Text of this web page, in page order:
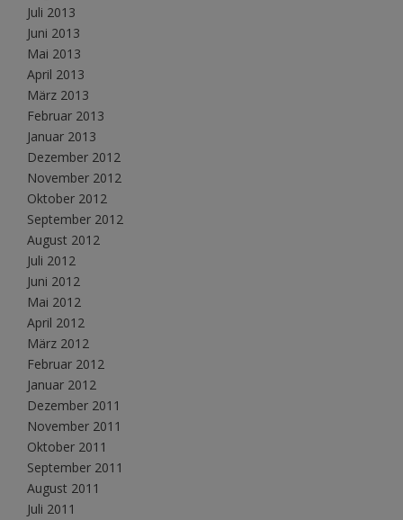
Juli 2013
Juni 2013
Mai 2013
April 2013
März 2013
Februar 2013
Januar 2013
Dezember 2012
November 2012
Oktober 2012
September 2012
August 2012
Juli 2012
Juni 2012
Mai 2012
April 2012
März 2012
Februar 2012
Januar 2012
Dezember 2011
November 2011
Oktober 2011
September 2011
August 2011
Juli 2011